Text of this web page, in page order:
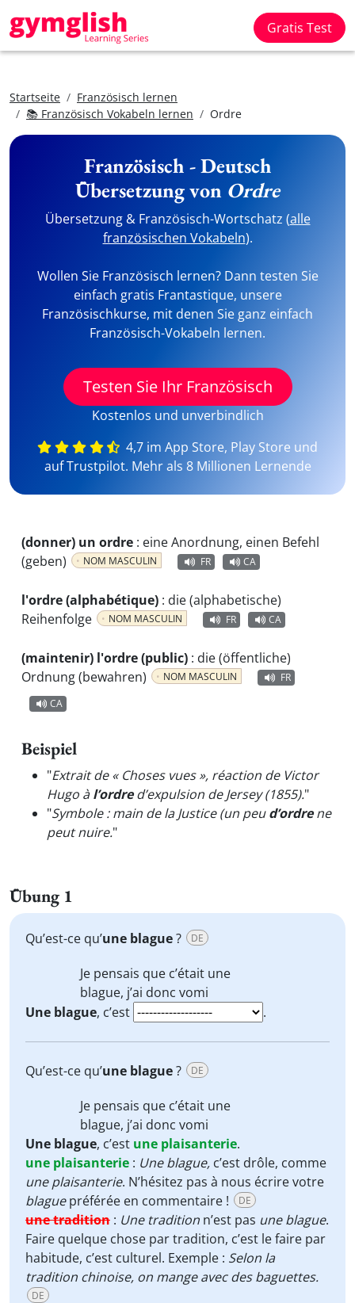
Gratis Test
Startseite
Französisch lernen
📚 Französisch Vokabeln lernen
Ordre
Französisch - Deutsch
Übersetzung von Ordre
Übersetzung & Französisch-Wortschatz (alle
französischen Vokabeln).
Wollen Sie Französisch lernen? Dann testen Sie
einfach gratis Frantastique, unsere
Französischkurse, mit denen Sie ganz einfach
Französisch-Vokabeln lernen.
Testen Sie Ihr Französisch
Kostenlos und unverbindlich
4,7 im App Store, Play Store und
auf Trustpilot. Mehr als 8 Millionen Lernende
(donner) un ordre : eine Anordnung, einen Befehl
(geben)
NOM MASCULIN FR CA
l'ordre (alphabétique) : die (alphabetische)
Reihenfolge
NOM MASCULIN FR CA
(maintenir) l'ordre (public) : die (öffentliche)
Ordnung (bewahren)
NOM MASCULIN
FR
CA
Beispiel
"Extrait de « Choses vues », réaction de Victor
Hugo àl’ordred’expulsion de Jersey (1855)."
"Symbole : main de la Justice (un peud’ordrene
peut nuire."
Übung 1
Qu’est-ce qu’une blague? DE
Je pensais que c’était une
blague, j’ai donc vomi
Une blague, c’est .
Qu’est-ce qu’une blague? DE
Je pensais que c’était une
blague, j’ai donc vomi
Une blague, c’est une plaisanterie.
une plaisanterie : Une blague, c’est drôle, comme
une plaisanterie. N’hésitez pas à nous écrire votre
blaguepréférée en commentaire ! DE
une tradition : Une tradition n’est pas une blague.
Faire quelque chose par tradition, c’est le faire par
habitude, c’est culturel. Exemple : Selon la
tradition chinoise, on mange avec des baguettes.
DE